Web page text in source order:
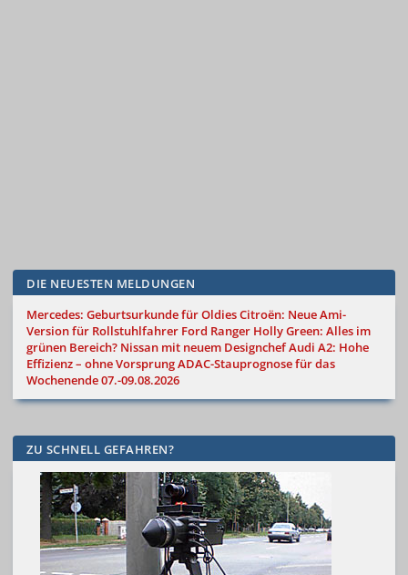
DIE NEUESTEN MELDUNGEN
Mercedes: Geburtsurkunde für OldiesCitroën: Neue Ami-
Version für Rollstuhlfahrer Ford Ranger Holly Green: Alles im
grünen Bereich? Nissan mit neuem DesignchefAudi A2: Hohe
Effizienz – ohne VorsprungADAC-Stauprognose für das
Wochenende 07.-09.08.2026
ZU SCHNELL GEFAHREN?